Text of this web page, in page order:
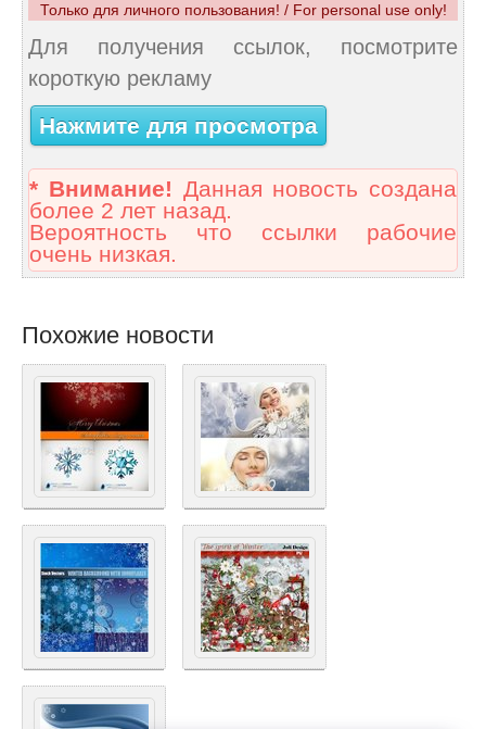
Только для личного пользования! / For personal use only!
Для получения ссылок, посмотрите
короткую рекламу
Нажмите для просмотра
* Внимание! Данная новость создана
более 2 лет назад.
Вероятность что ссылки рабочие
очень низкая.
Похожие новости